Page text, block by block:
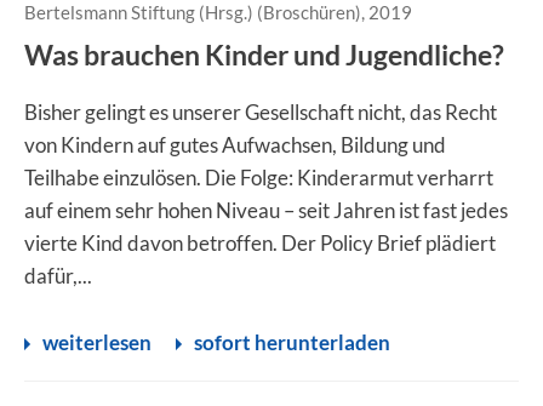
Bertelsmann Stiftung (Hrsg.) (Broschüren), 2019
Was brauchen Kinder und Jugendliche?
Bisher gelingt es unserer Gesellschaft nicht, das Recht
von Kindern auf gutes Aufwachsen, Bildung und
Teilhabe einzulösen. Die Folge: Kinderarmut verharrt
auf einem sehr hohen Niveau – seit Jahren ist fast jedes
vierte Kind davon betroffen. Der Policy Brief plädiert
dafür,...
weiterlesen sofort herunterladen